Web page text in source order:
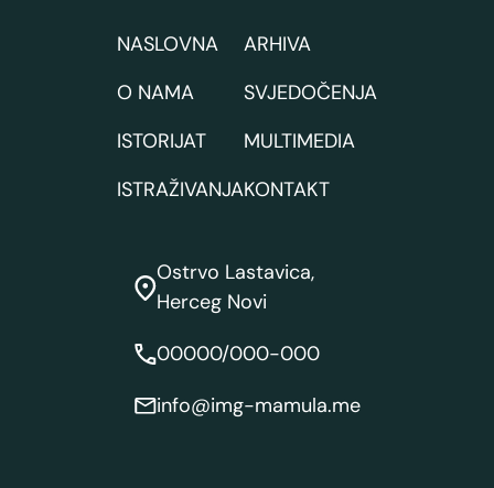
NASLOVNA
O NAMA
ISTORIJAT
ISTRAŽIVANJA
ARHIVA
SVJEDOČENJA
MULTIMEDIA
KONTAKT
Ostrvo Lastavica,
Herceg Novi
00000/000-000
info@img-mamula.me